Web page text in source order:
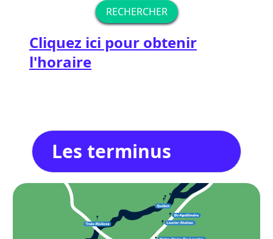
RECHERCHER
Cliquez ici pour obtenir
l'horaire
Les terminus